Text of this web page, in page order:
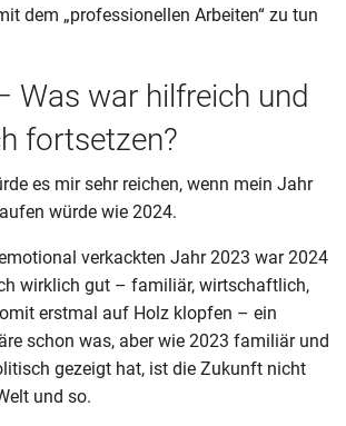
dem „professionellen Arbeiten“ zu tun
Was war hilfreich und
fortsetzen?
es mir sehr reichen, wenn mein Jahr
würde wie 2024.
verkackten Jahr 2023 war 2024
wirklich gut – familiär, wirtschaftlich,
erstmal auf Holz klopfen – ein
schon was, aber wie 2023 familiär und
gezeigt hat, ist die Zukunft nicht
und so.